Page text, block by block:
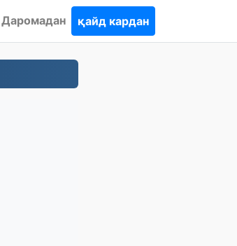
Даромадан қайд кардан